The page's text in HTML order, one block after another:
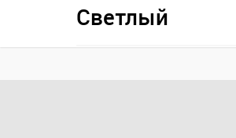
Светлый